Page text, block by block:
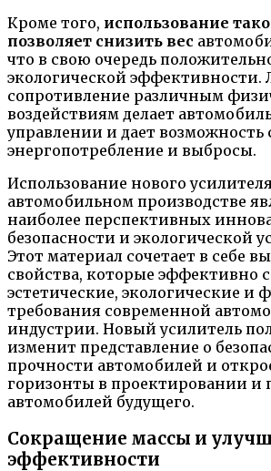
Кроме того, использование
позволяет снизить вес
что в свою очередь
экологической эффективности.
сопротивление различным
воздействиям делает
управлении и дает возможность
энергопотребление и выбросы.
Использование нового
автомобильном производстве
наиболее перспективных
безопасности и экологической
Этот материал сочетает в себе
свойства, которые эффективно
эстетические, экологические и
требования современной
индустрии. Новый усилитель
изменит представление о
прочности автомобилей и
горизонты в проектировании и
автомобилей будущего.
Сокращение массы и
эффективности